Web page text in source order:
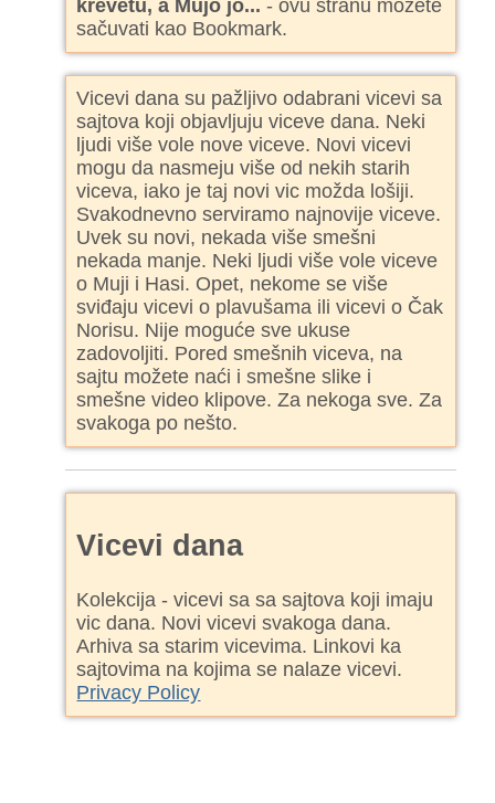
krevetu, a Mujo jo... - ovu stranu možete
sačuvati kao Bookmark.
Vicevi dana su pažljivo odabrani vicevi sa
sajtova koji objavljuju viceve dana. Neki
ljudi više vole nove viceve. Novi vicevi
mogu da nasmeju više od nekih starih
viceva, iako je taj novi vic možda lošiji.
Svakodnevno serviramo najnovije viceve.
Uvek su novi, nekada više smešni
nekada manje. Neki ljudi više vole viceve
o Muji i Hasi. Opet, nekome se više
sviđaju vicevi o plavušama ili vicevi o Čak
Norisu. Nije moguće sve ukuse
zadovoljiti. Pored smešnih viceva, na
sajtu možete naći i smešne slike i
smešne video klipove. Za nekoga sve. Za
svakoga po nešto.
Vicevi dana
Kolekcija - vicevi sa sa sajtova koji imaju
vic dana. Novi vicevi svakoga dana.
Arhiva sa starim vicevima. Linkovi ka
sajtovima na kojima se nalaze vicevi.
Privacy Policy